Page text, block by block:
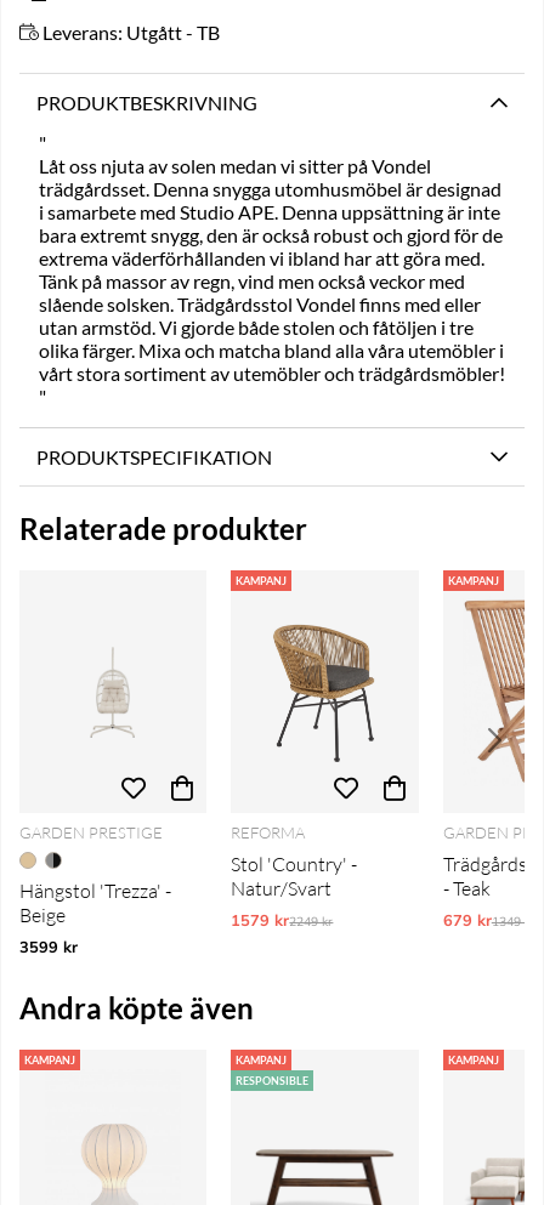
Leverans: Utgått - TB
PRODUKTBESKRIVNING
"
Låt oss njuta av solen medan vi sitter på Vondel
trädgårdsset. Denna snygga utomhusmöbel är designad
i samarbete med Studio APE. Denna uppsättning är inte
bara extremt snygg, den är också robust och gjord för de
extrema väderförhållanden vi ibland har att göra med.
Tänk på massor av regn, vind men också veckor med
slående solsken. Trädgårdsstol Vondel finns med eller
utan armstöd. Vi gjorde både stolen och fåtöljen i tre
olika färger. Mixa och matcha bland alla våra utemöbler i
vårt stora sortiment av utemöbler och trädgårdsmöbler!
"
PRODUKTSPECIFIKATION
Relaterade produkter
GARDEN PRESTIGE
Hängstol 'Trezza' -
Beige
3599 kr
KAMPANJ
REFORMA
Stol 'Country' -
Natur/Svart
1579 krOrdinarie pris:
2249 kr
KAMPANJ
GARDEN
- Teak
679 kr1349 kr
Andra köpte även
KAMPANJ
KAMPANJ
RESPONSIBLE
KAMPANJ